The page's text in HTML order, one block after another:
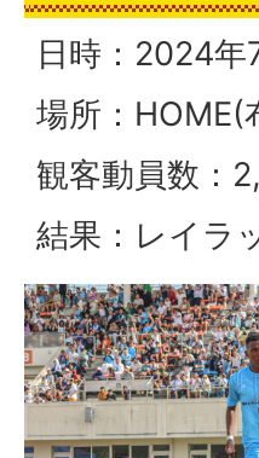
日時：2024
場所：HOME(
観客動員数：
結果：レイラ